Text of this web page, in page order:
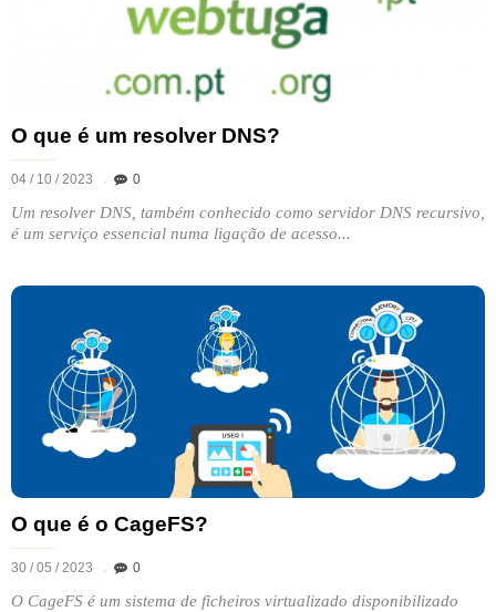
O que é um resolver DNS?
04 / 10 / 2023 0
Um resolver DNS, também conhecido como servidor DNS recursivo,
é um serviço essencial numa ligação de acesso...
O que é o CageFS?
30 / 05 / 2023 0
O CageFS é um sistema de ficheiros virtualizado disponibilizado